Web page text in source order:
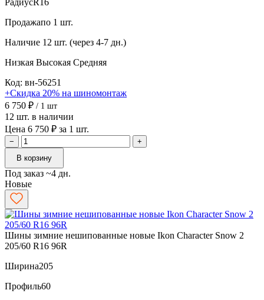
Продажапо 1 шт.
Наличие 12 шт. (через 4-7 дн.)
Низкая Высокая Средняя
Код: вн-56251
+Скидка 20% на шиномонтаж
6 750 ₽ / 1 шт
12 шт. в наличии
Цена 6 750 ₽ за 1 шт.
−
+
В корзину
Под заказ ~4 дн.
Новые
Шины зимние нешипованные новые Ikon Character Snow 2
205/60 R16 96R
Ширина205
Профиль60